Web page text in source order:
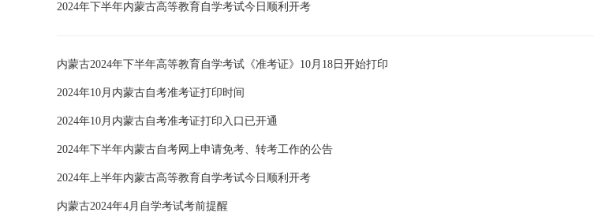
2024年下半年内蒙古高等教育自学考试今日顺利开考
内蒙古2024年下半年高等教育自学考试《准考证》10月18日开始打印
2024年10月内蒙古自考准考证打印时间
2024年10月内蒙古自考准考证打印入口已开通
2024年下半年内蒙古自考网上申请免考、转考工作的公告
2024年上半年内蒙古高等教育自学考试今日顺利开考
内蒙古2024年4月自学考试考前提醒